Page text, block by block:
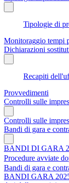
Tipologie di
Monitoraggio tempi
Dichiarazioni
Recapiti
Provvedimenti
Controlli sulle
Controlli sulle
Bandi di gara e
BANDI DI GARA
Procedure avviate
Bandi di gara e
BANDI GARA